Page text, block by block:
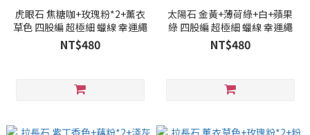
虎眼石 焦糖咖+玫瑰粉*2+薰衣
草色 四股編 超極細 蠟線 幸運繩
NT$480
太陽石 金黃+薄荷綠+白+蘋果
綠 四股編 超極細 蠟線 幸運繩
NT$480